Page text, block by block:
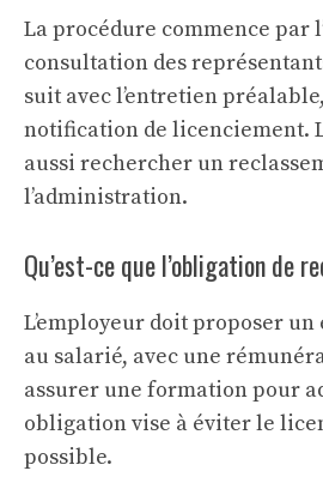
La procédure commence par
consultation des
suit avec l’entretien
notification de licenciement.
aussi rechercher un
l’administration.
Qu’est-ce que l’obligation de
L’employeur doit proposer
au salarié, avec une
assurer une formation pour
obligation vise à éviter le
possible.